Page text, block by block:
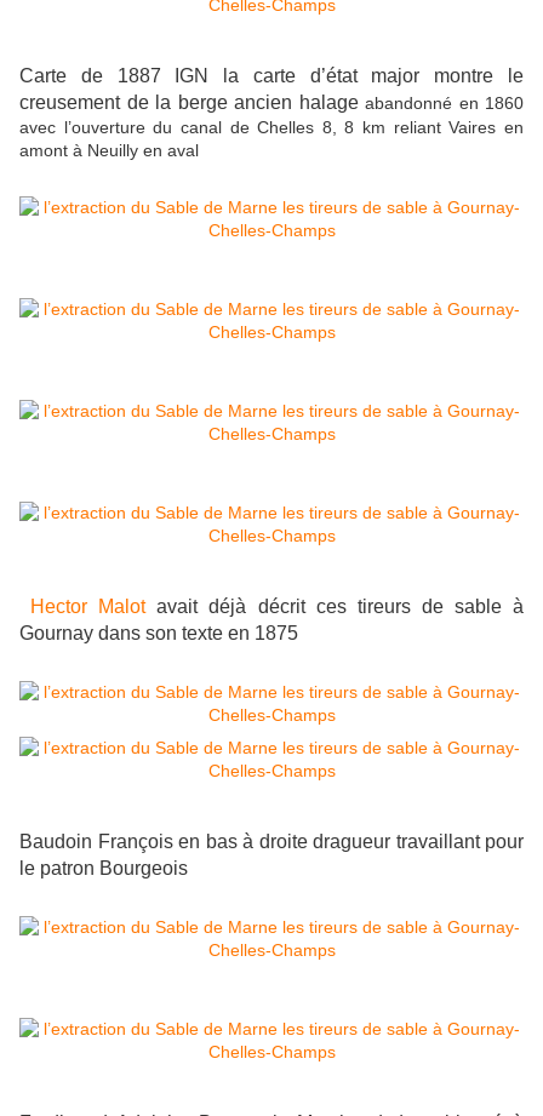
Carte de 1887 IGN la carte d’état major montre le
creusement de la berge ancien halage abandonné en 1860
avec l’ouverture du canal de Chelles 8, 8 km reliant Vaires en
amont à Neuilly en aval
Hector Malotavait déjà décrit ces tireurs de sable à
Gournay dans son texte en 1875
Baudoin François en bas à droite dragueur travaillant pour
le patron Bourgeois